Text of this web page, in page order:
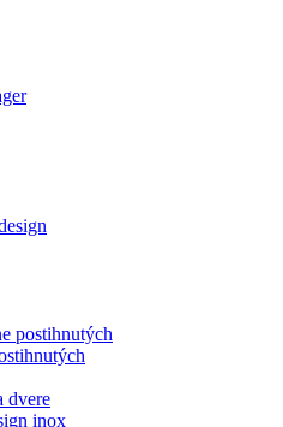
postihnutých
dvere
inox